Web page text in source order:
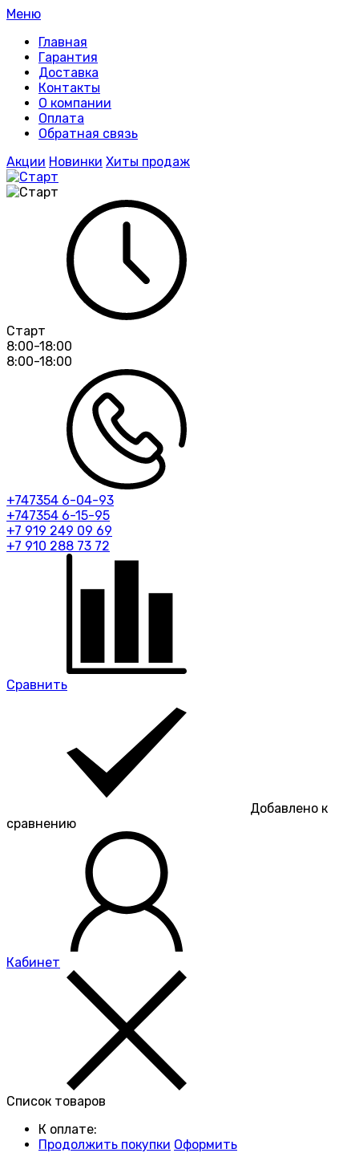
Меню
Главная
Гарантия
Доставка
Контакты
О компании
Оплата
Обратная связь
Акции Новинки Хиты продаж
Старт
8:00-18:00
8:00-18:00
+747354 6-04-93
+747354 6-15-95
+7 919 249 09 69
+7 910 288 73 72
Сравнить
Добавлено к
сравнению
Кабинет
Список товаров
К оплате:
Продолжить покупки Оформить